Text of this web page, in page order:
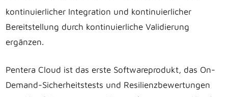
kontinuierlicher Integration und kontinuierlicher
Bereitstellung durch kontinuierliche Validierung
ergänzen.
Pentera Cloud ist das erste Softwareprodukt, das On-
Demand-Sicherheitstests und Resilienzbewertungen